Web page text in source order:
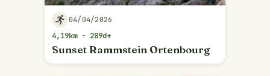
04/04/2026
4,19km - 289d+
Sunset Rammstein Ortenbourg